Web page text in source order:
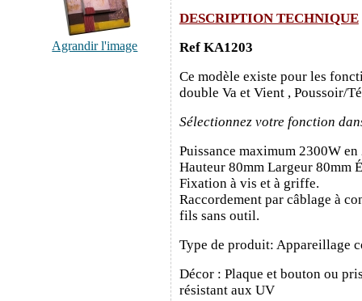
Agrandir l'image
DESCRIPTION TECHNIQUE
Ref KA1203
Ce modèle existe pour les
double Va et Vient , Poussoir/
Sélectionnez votre fonction
Puissance maximum 2300W
Hauteur 80mm Largeur 80mm
Fixation à vis et à griffe.
Raccordement par câblage à
fils sans outil.
Type de produit: Appareillage
Décor : Plaque et bouton ou
résistant aux UV